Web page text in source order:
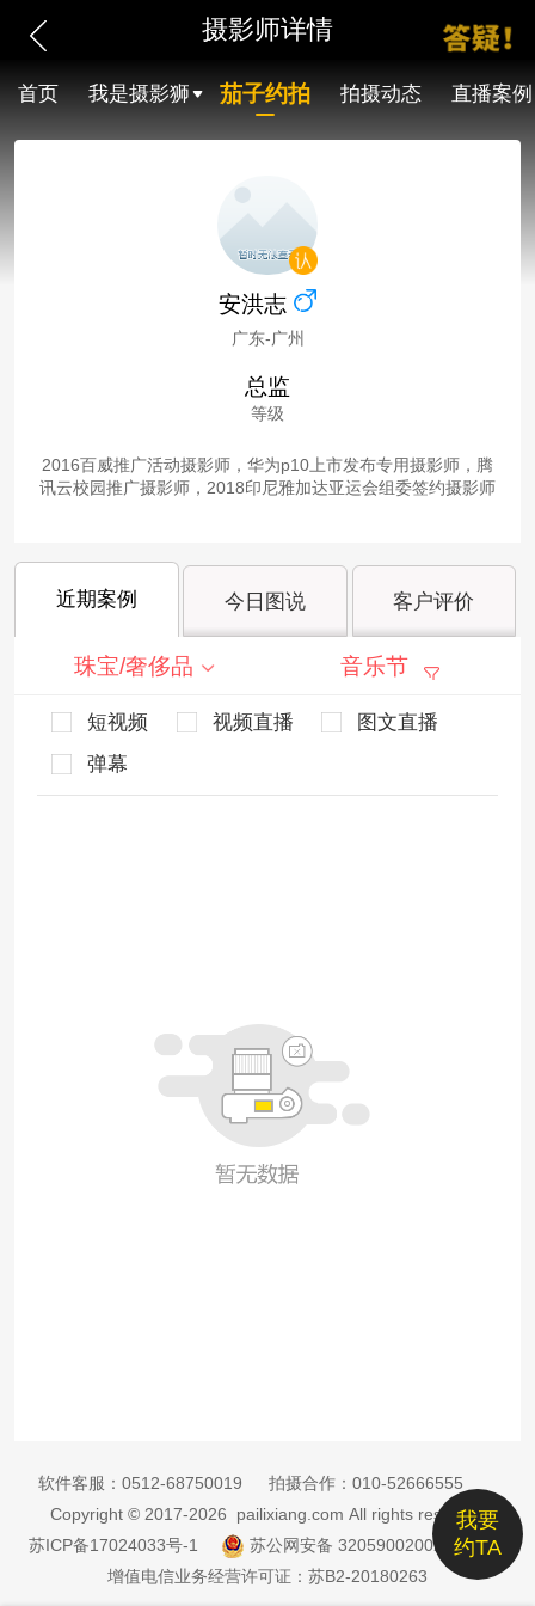
摄影师详情
首页 我是摄影狮 茄子约拍 拍摄动态 直播案例
安洪志
广东-广州
总监
等级
2016百威推广活动摄影师，华为p10上市发布专用摄影师，腾
讯云校园推广摄影师，2018印尼雅加达亚运会组委签约摄影师
近期案例 今日图说 客户评价
珠宝/奢侈品 音乐节
短视频 视频直播
图文直播
弹幕
我要
约TA
软件客服： 0512-68750019 拍摄合作： 010-52666555
Copyright © 2017-2026 pailixiang.com All rights reserved
苏ICP备17024033号-1
苏公网安备 32059002002885号
增值电信业务经营许可证：苏B2-20180263